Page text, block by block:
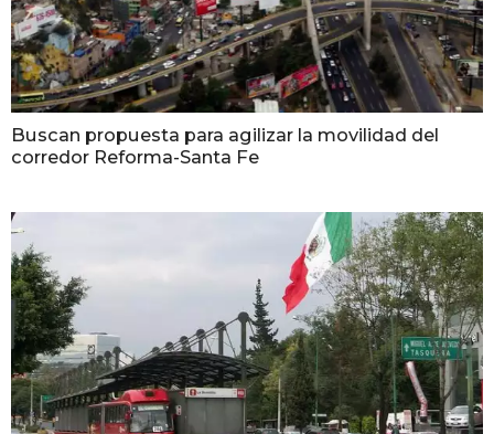
Buscan propuesta para agilizar la movilidad del
corredor Reforma-Santa Fe